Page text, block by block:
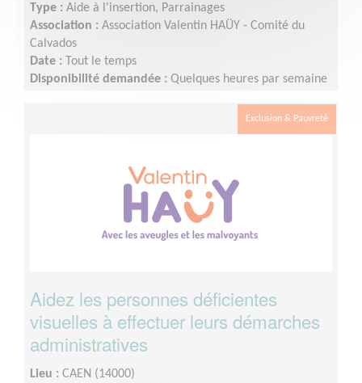
Type : Aide à l'insertion, Parrainages
Association : Association Valentin HAÜY - Comité du
Calvados
Date :
Tout le temps
Disponibilité demandée : Quelques heures par semaine
Exclusion & Pauvreté
Aidez les personnes déficientes
visuelles à effectuer leurs démarches
administratives
Lieu : CAEN (14000)